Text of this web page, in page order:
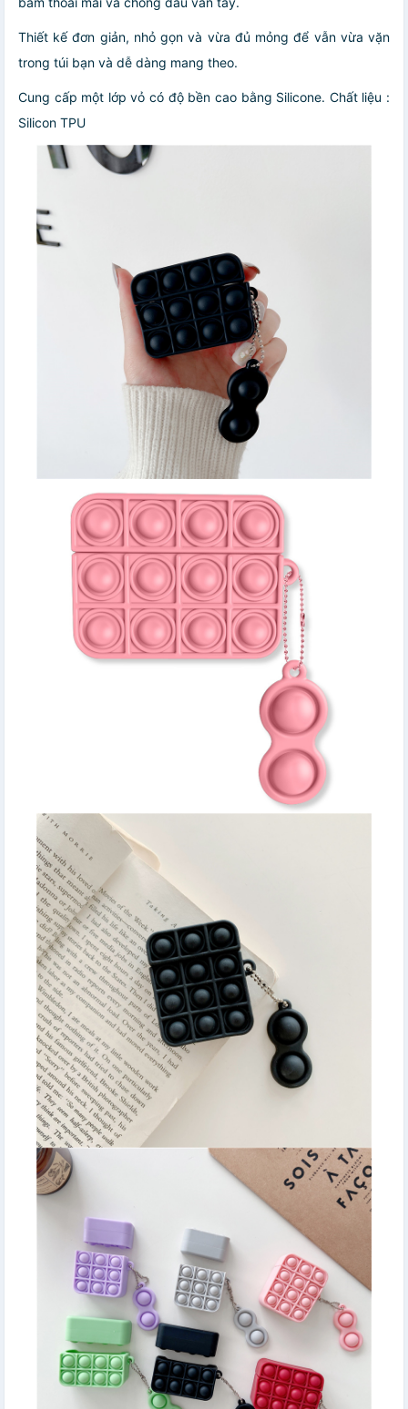
Thiết kế đơn giản, nhỏ gọn và vừa đủ mỏng để vẫn vừa vặn
trong túi bạn và dễ dàng mang theo.
Cung cấp một lớp vỏ có độ bền cao bằng Silicone. Chất liệu :
Silicon TPU